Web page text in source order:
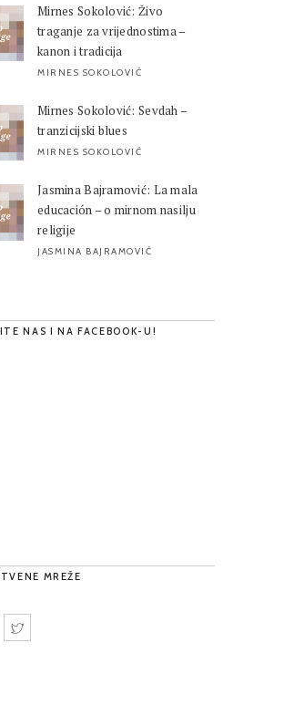
Mirnes Sokolović: Živo
traganje za vrijednostima –
kanon i tradicija
MIRNES SOKOLOVIĆ
Mirnes Sokolović: Sevdah –
tranzicijski blues
MIRNES SOKOLOVIĆ
Jasmina Bajramović: La mala
educación – o mirnom nasilju
religije
JASMINA BAJRAMOVIĆ
NAS I NA FACEBOOK-U!
MREŽE